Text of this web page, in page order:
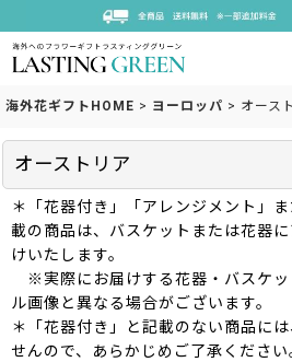
海外花ギフトHOME > ヨーロッパ > オース
オーストリア
＊「花器付き」「アレンジメント」
載の商品は、バスケットまたは花器
けいたします。
※実際にお届けする花器・バスケッ
ル画像と異なる場合がございます。
＊「花器付き」と記載のない商品に
せんので、あらかじめご了承ください